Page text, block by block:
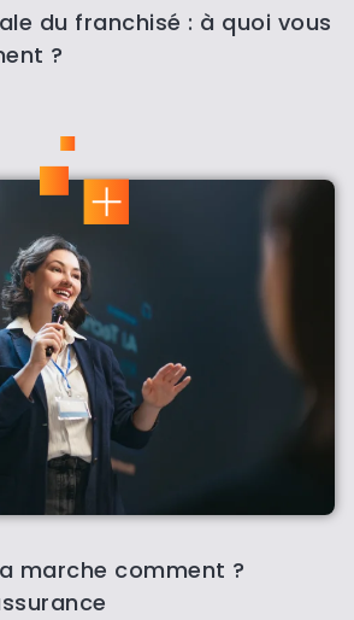
du franchisé : à quoi vous
?
marche comment ?